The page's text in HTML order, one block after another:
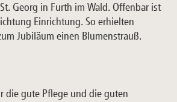
Georg in Furth im Wald. Offenbar ist
Einrichtung. So erhielten
Jubiläum einen Blumenstrauß.
die gute Pflege und die guten